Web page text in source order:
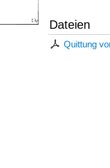
Dateien
Quittung